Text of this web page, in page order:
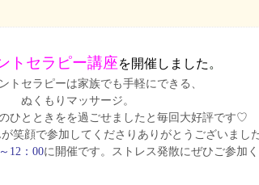
トセラピー講座を開催しました 。
トセラピーは家族でも手軽にできる、
ぬくもりマッサージ。
ひとときをを過ごせましたと毎回大好評です♡
笑顔で参加してくださりありがとうございまし
12：00に開催です。ストレス発散にぜひご参加く